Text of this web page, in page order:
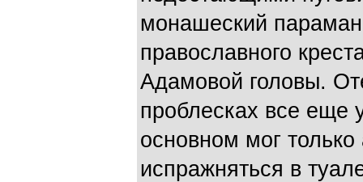
монашеский
православного
Адамовой головы.
проблесках все еще
основном мог только
испражняться в